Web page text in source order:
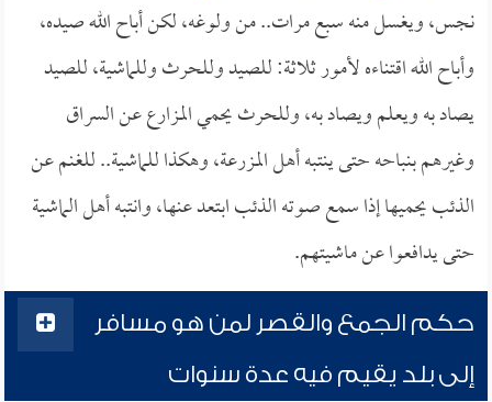
نجس، ويغسل منه سبع مرات.. من ولوغه، لكن أباح الله صيده،
وأباح الله اقتناءه لأمور ثلاثة: للصيد وللحرث وللماشية، للصيد
يصاد به ويعلم ويصاد به، وللحرث يحمي المزارع عن السراق
وغيرهم بنباحه حتى ينتبه أهل المزرعة، وهكذا للماشية.. للغنم عن
الذئب يحميها إذا سمع صوته الذئب ابتعد عنها، وانتبه أهل الماشية
حتى يدافعوا عن ماشيتهم.
حكم الجمع والقصر لمن هو مسافر
إلى بلد يقيم فيه عدة سنوات